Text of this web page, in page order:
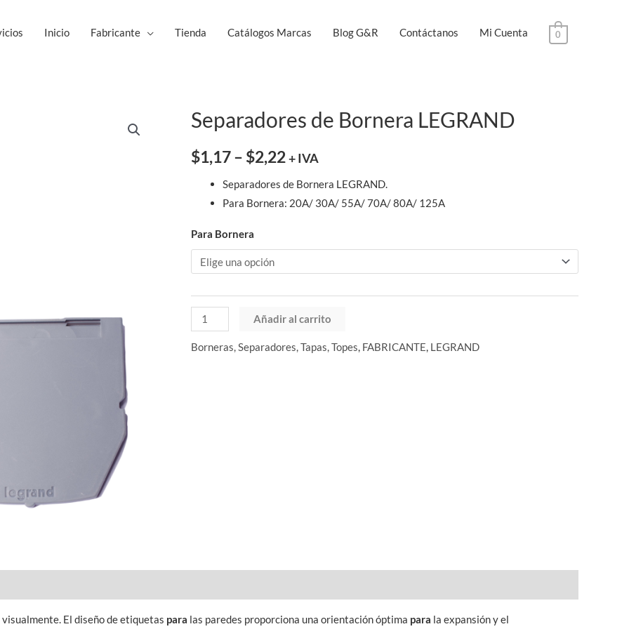
Inicio Fabricante Tienda Catálogos Marcas Blog G&R Contáctanos Mi Cuenta 0
Separadores de Bornera LEGRAND
$1,17– $2,22+ IVA
Separadores de Bornera LEGRAND.
Para Bornera: 20A/ 30A/ 55A/ 70A/ 80A/ 125A
Para Bornera
Separadores
Bornera
cantidad
Añadir al carrito
Borneras, Separadores, Tapas, Topes, FABRICANTE, LEGRAND
El diseño de etiquetas para las paredes proporciona una orientación óptima para la expansión y el